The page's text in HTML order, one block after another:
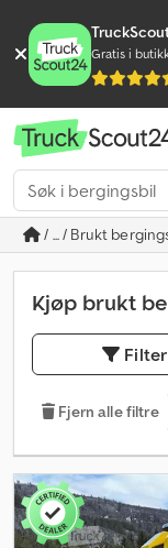
Gratis i
/ ... / Brukt
Kjøp brukt
Filter
Fjern alle filtre